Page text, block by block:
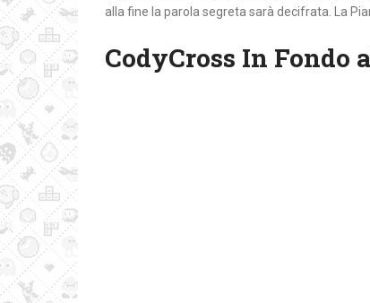
alla fine la parola segreta sarà decifrata. La
CodyCross In Fondo